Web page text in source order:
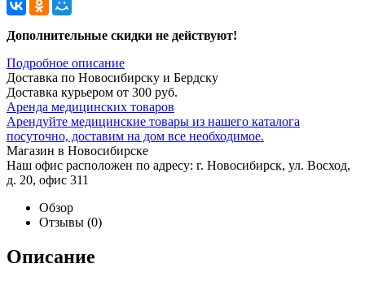
Дополнительные скидки не действуют!
Подробное описание
Доставка по Новосибирску и Бердску
Доставка курьером от 300 руб.
Аренда медицинских товаров
Арендуйте медицинские товары из нашего каталога
посуточно, доставим на дом все необходимое.
Магазин в Новосибирске
Наш офис расположен по адресу: г. Новосибирск, ул. Восход,
д. 20, офис 311
Обзор
Отзывы (0)
Описание